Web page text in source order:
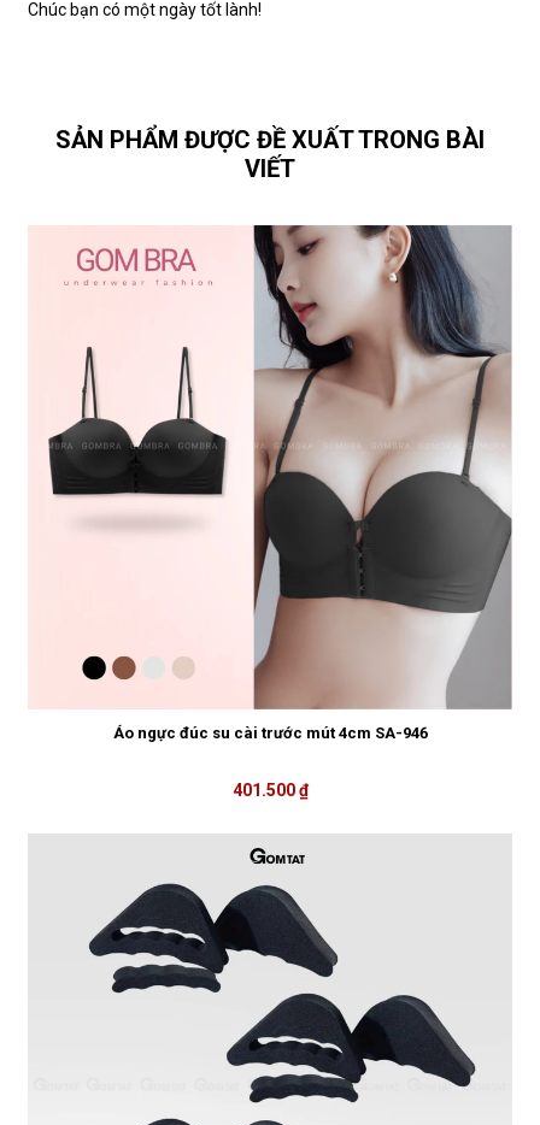
Chúc bạn có một ngày tốt lành!
SẢN PHẨM ĐƯỢC ĐỀ XUẤT TRONG BÀI
VIẾT
Áo ngực đúc su cài trước mút 4cm SA-946
401.500 ₫